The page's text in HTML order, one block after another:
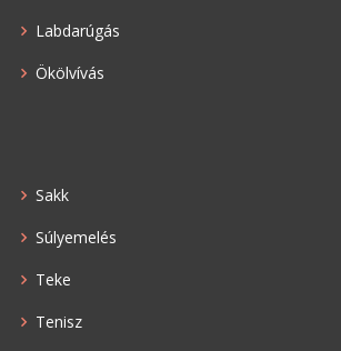
Labdarúgás
Ökölvívás
Sakk
Súlyemelés
Teke
Tenisz